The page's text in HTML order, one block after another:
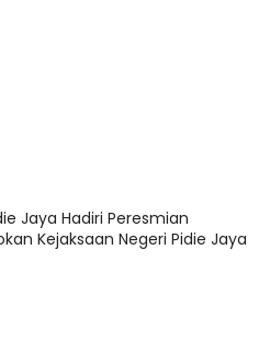
Jaya Hadiri Peresmian
Kejaksaan Negeri Pidie Jaya